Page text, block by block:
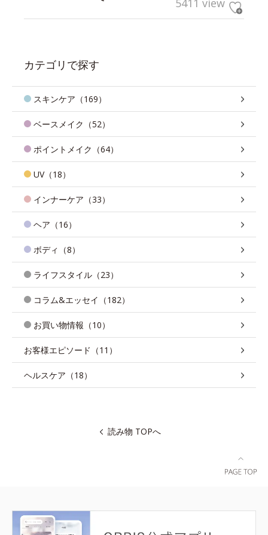
5411 view
カテゴリで探す
スキンケア（169）
ベースメイク（52）
ポイントメイク（64）
UV（18）
インナーケア（33）
ヘア（16）
ボディ（8）
ライフスタイル（23）
コラム&エッセイ（182）
お買い物情報（10）
お客様エピソード（11）
ヘルスケア（18）
読み物 TOPへ